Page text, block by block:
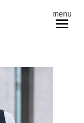
menu